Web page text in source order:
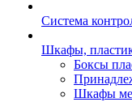
Система
Шкафы,
Боксы
Шкафы